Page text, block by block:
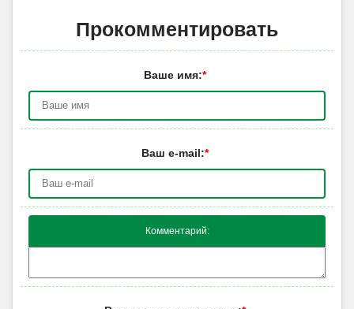
Прокомментировать
Ваше имя:*
Ваш e-mail:*
Комментарий: